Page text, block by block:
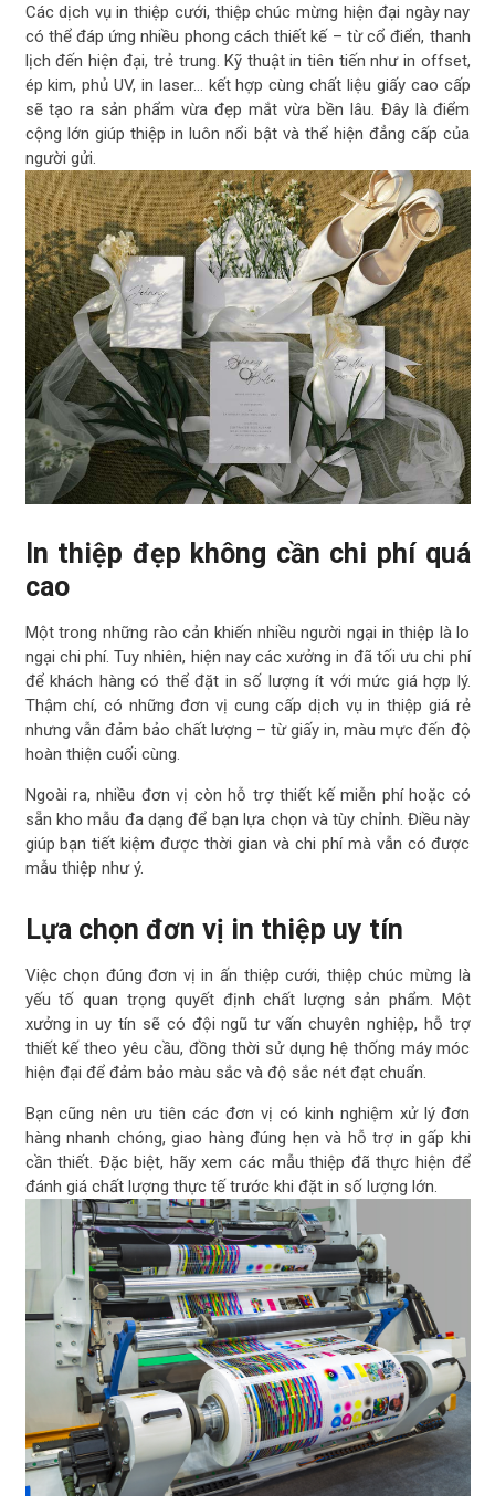
Các dịch vụ in thiệp cưới, thiệp chúc mừng hiện đại ngày nay
có thể đáp ứng nhiều phong cách thiết kế – từ cổ điển, thanh
lịch đến hiện đại, trẻ trung. Kỹ thuật in tiên tiến như in offset,
ép kim, phủ UV, in laser… kết hợp cùng chất liệu giấy cao cấp
sẽ tạo ra sản phẩm vừa đẹp mắt vừa bền lâu. Đây là điểm
cộng lớn giúp thiệp in luôn nổi bật và thể hiện đẳng cấp của
người gửi.
In thiệp đẹp không cần chi phí quá
cao
Một trong những rào cản khiến nhiều người ngại in thiệp là lo
ngại chi phí. Tuy nhiên, hiện nay các xưởng in đã tối ưu chi phí
để khách hàng có thể đặt in số lượng ít với mức giá hợp lý.
Thậm chí, có những đơn vị cung cấp dịch vụ in thiệp giá rẻ
nhưng vẫn đảm bảo chất lượng – từ giấy in, màu mực đến độ
hoàn thiện cuối cùng.
Ngoài ra, nhiều đơn vị còn hỗ trợ thiết kế miễn phí hoặc có
sẵn kho mẫu đa dạng để bạn lựa chọn và tùy chỉnh. Điều này
giúp bạn tiết kiệm được thời gian và chi phí mà vẫn có được
mẫu thiệp như ý.
Lựa chọn đơn vị in thiệp uy tín
Việc chọn đúng đơn vị in ấn thiệp cưới, thiệp chúc mừng là
yếu tố quan trọng quyết định chất lượng sản phẩm. Một
xưởng in uy tín sẽ có đội ngũ tư vấn chuyên nghiệp, hỗ trợ
thiết kế theo yêu cầu, đồng thời sử dụng hệ thống máy móc
hiện đại để đảm bảo màu sắc và độ sắc nét đạt chuẩn.
Bạn cũng nên ưu tiên các đơn vị có kinh nghiệm xử lý đơn
hàng nhanh chóng, giao hàng đúng hẹn và hỗ trợ in gấp khi
cần thiết. Đặc biệt, hãy xem các mẫu thiệp đã thực hiện để
đánh giá chất lượng thực tế trước khi đặt in số lượng lớn.